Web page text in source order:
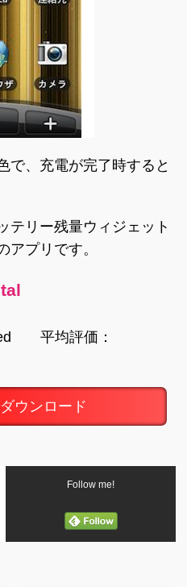
で、充電が完了時すると
テリー残量ウィジェット
アプリです。
平均評価：
ウンロード
Follow me!